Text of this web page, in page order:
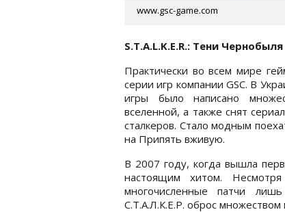
www.gsc-game.com
S.T.A.L.K.E.R.: Тени Чернобыля
Практически во всем мире
серии игр компании GSC. В
игры было написано
вселенной, а также снят
сталкеров. Стало модным
на Припять вживую.
В 2007 году, когда вышла
настоящим хитом.
многочисленные патчи
С.Т.А.Л.К.Е.Р. оброс